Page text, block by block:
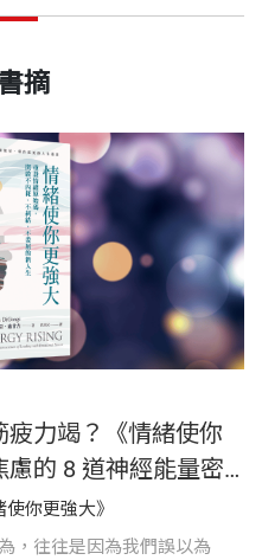
摘
力竭？《情緒使你
的 8 道神經能量密
你更強大》
，往往是因為我們誤以為